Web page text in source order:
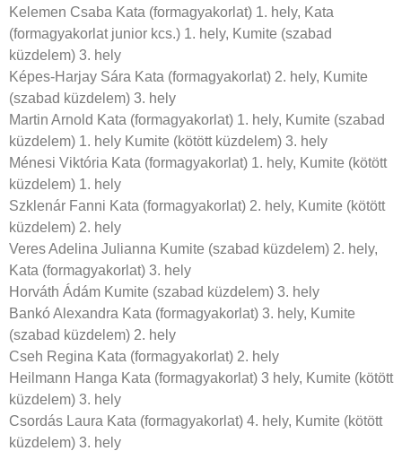
Kelemen Csaba Kata (formagyakorlat) 1. hely, Kata
(formagyakorlat junior kcs.) 1. hely, Kumite (szabad
küzdelem) 3. hely
Képes-Harjay Sára Kata (formagyakorlat) 2. hely, Kumite
(szabad küzdelem) 3. hely
Martin Arnold Kata (formagyakorlat) 1. hely, Kumite (szabad
küzdelem) 1. hely Kumite (kötött küzdelem) 3. hely
Ménesi Viktória Kata (formagyakorlat) 1. hely, Kumite (kötött
küzdelem) 1. hely
Szklenár Fanni Kata (formagyakorlat) 2. hely, Kumite (kötött
küzdelem) 2. hely
Veres Adelina Julianna Kumite (szabad küzdelem) 2. hely,
Kata (formagyakorlat) 3. hely
Horváth Ádám Kumite (szabad küzdelem) 3. hely
Bankó Alexandra Kata (formagyakorlat) 3. hely, Kumite
(szabad küzdelem) 2. hely
Cseh Regina Kata (formagyakorlat) 2. hely
Heilmann Hanga Kata (formagyakorlat) 3 hely, Kumite (kötött
küzdelem) 3. hely
Csordás Laura Kata (formagyakorlat) 4. hely, Kumite (kötött
küzdelem) 3. hely